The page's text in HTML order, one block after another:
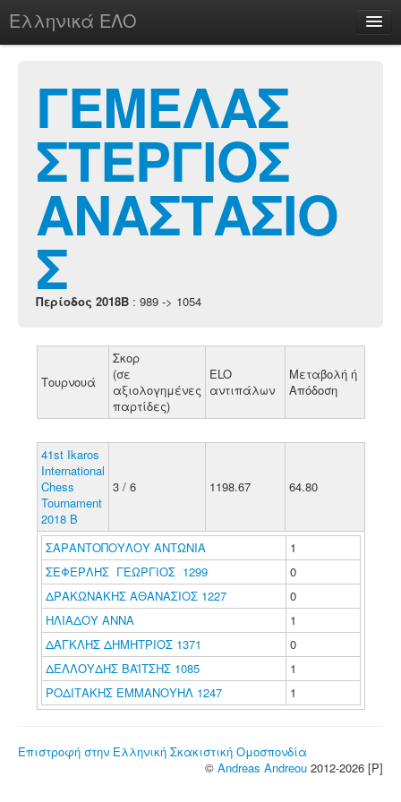
Ελληνικά ΕΛΟ
chesstu.be @ discord
Login
ΓΕΜΕΛΑΣ
ΣΤΕΡΓΙΟΣ
ΑΝΑΣΤΑΣΙΟ
Σ
Περίοδος 2018B : 989 -> 1054
Τουρνουά
Σκορ
(σε
αξιολογημένες
παρτίδες)
ELO
αντιπάλων
Μεταβολή ή
Απόδοση
41st Ikaros
International
Chess
Tournament
2018 B
3 / 6 1198.67 64.80
ΣΑΡΑΝΤΟΠΟΥΛΟΥ ΑΝΤΩΝΙΑ
1
ΣΕΦΕΡΛΗΣ ΓΕΩΡΓΙΟΣ 1299
0
ΔΡΑΚΩΝΑΚΗΣ ΑΘΑΝΑΣΙΟΣ 1227
0
ΗΛΙΑΔΟΥ ΑΝΝΑ
1
ΔΑΓΚΛΗΣ ΔΗΜΗΤΡΙΟΣ 1371
0
ΔΕΛΛΟΥΔΗΣ ΒΑΪΤΣΗΣ 1085
1
ΡΟΔΙΤΑΚΗΣ ΕΜΜΑΝΟΥΗΛ 1247
1
Επιστροφή στην Ελληνική Σκακιστική Ομοσπονδία
© Andreas Andreou 2012-2026 [P]